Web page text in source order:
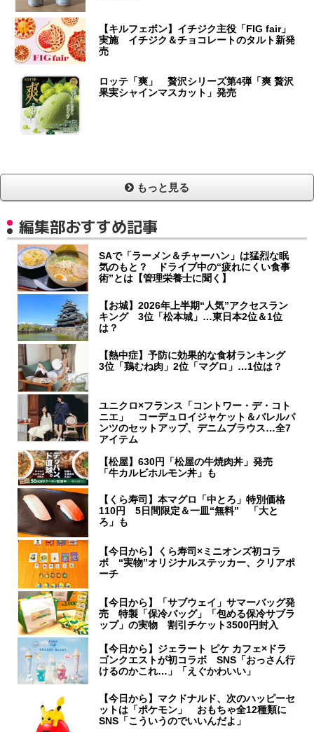
【キルフェボン】イチジク主役「FIG fair」
実施 イチジク＆チョコレートのタルト新発
売
ロッテ「爽」 贅沢シリーズ第4弾「爽 贅沢
果実シャインマスカット」発売
もっと見る
編集部おすすめ記事
SAで「ラーメン＆チャーハン」は猛烈な眠
気のもと？ ドライブ中の“疲れにくい食事
術”とは【管理栄養士に聞く】
【お城】2026年上半期“人気”アクセスラン
キング 3位「松本城」…東日本2位＆1位
は？
【熱中症】予防に効果的な食材ランキング
3位「鶏むね肉」2位「マグロ」…1位は？
ユニクロ×フランス「コントワー・デ・コト
ニエ」 コーデュロイジャケット＆バレルパ
ンツのセットアップ、デニムブラウス…全7
アイテム
【松屋】630円「松屋の牛焼肉丼」発売
「牛カルビホルモン丼」も
【くら寿司】本マグロ「中とろ」特別価格
110円 5日間限定＆一皿“無料” 「大と
ろ」も
【今日から】くら寿司×ミニオンズ初コラ
ボ “実物”オリジナルステッカー、クリアポ
ーチ
【今日から】「サブウェイ」サマーバッグ発
売 特製「保冷バッグ」「包める保冷サブラ
ップ」の実物 割引チケット3500円封入
【今日から】ジェラート ピケ カフェ×ドラ
ゴンクエストが初コラボ SNS「おっさん行
けるのかこれ…」「えぐかわいい」
【今日から】マクドナルド、次のハッピーセ
ットは「ポケモン」 おもちゃ全12種類に
SNS「こういうのでいいんだよ」